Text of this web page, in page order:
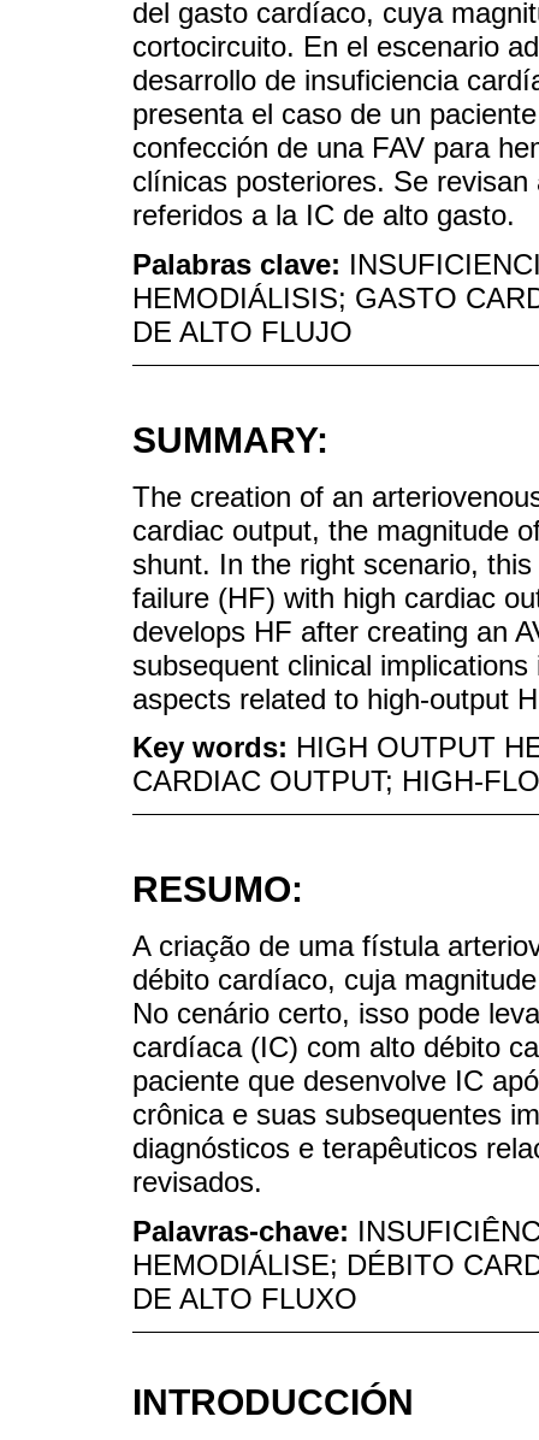
del gasto cardíaco, cuya
cortocircuito. En el escenario
desarrollo de insuficiencia
presenta el caso de un
confección de una FAV para
clínicas posteriores. Se
referidos a la IC de alto gasto.
Palabras clave:
HEMODIÁLISIS; GASTO
DE ALTO FLUJO
SUMMARY:
The creation of an
cardiac output, the magnitude
shunt. In the right scenario,
failure (HF) with high cardiac
develops HF after creating an
subsequent clinical
aspects related to high-output
Key words: HIGH OUTPUT
CARDIAC OUTPUT; HIGH-
RESUMO:
A criação de uma fístula
débito cardíaco, cuja
No cenário certo, isso pode
cardíaca (IC) com alto débito
paciente que desenvolve IC
crônica e suas subsequentes
diagnósticos e terapêuticos
revisados.
Palavras-chave:
HEMODIÁLISE; DÉBITO
DE ALTO FLUXO
INTRODUCCIÓN